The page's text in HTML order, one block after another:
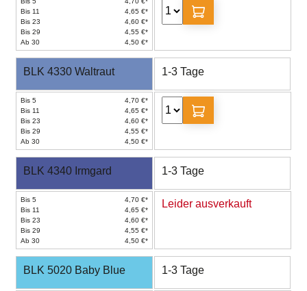
Bis 11
4,65 €*
Bis 23
4,60 €*
Bis 29
4,55 €*
Ab 30
4,50 €*
BLK 4330 Waltraut 1-3 Tage
Bis 5
4,70 €*
Bis 11
4,65 €*
Bis 23
4,60 €*
Bis 29
4,55 €*
Ab 30
4,50 €*
BLK 4340 Irmgard 1-3 Tage
Bis 5
4,70 €*
Bis 11
4,65 €*
Bis 23
4,60 €*
Bis 29
4,55 €*
Ab 30
4,50 €*
Leider ausverkauft
BLK 5020 Baby Blue 1-3 Tage